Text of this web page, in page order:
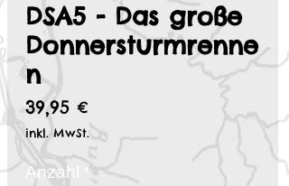
DSA5 - Das große
Donnersturmrenne
n
39,95 €
inkl. MwSt.
Anzahl *